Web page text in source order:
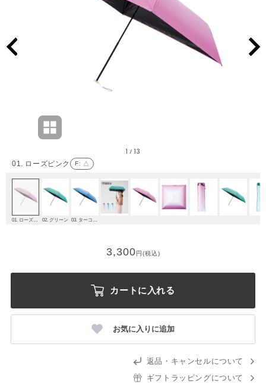
01. ローズピンク F: △
1 /13
02. グリーン
3,300円(税込)
カートに入れる
お気に入りに追加
返品・キャンセルについて
ギフトラッピングについて